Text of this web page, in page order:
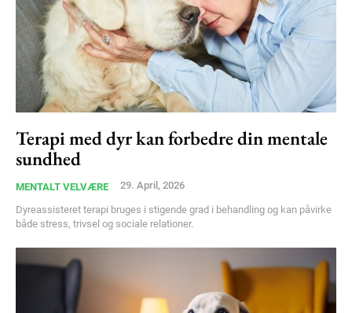
Terapi med dyr kan forbedre din mentale
sundhed
MENTALT VELVÆRE 29. April, 2026
Dyreassisteret terapi bruges i stigende grad i behandling og kan påvirke
både stress, trivsel og sociale relationer.